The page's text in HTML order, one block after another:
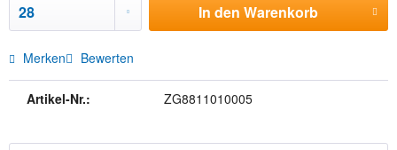
In den Warenkorb
Merken Bewerten
Artikel-Nr.: ZG8811010005